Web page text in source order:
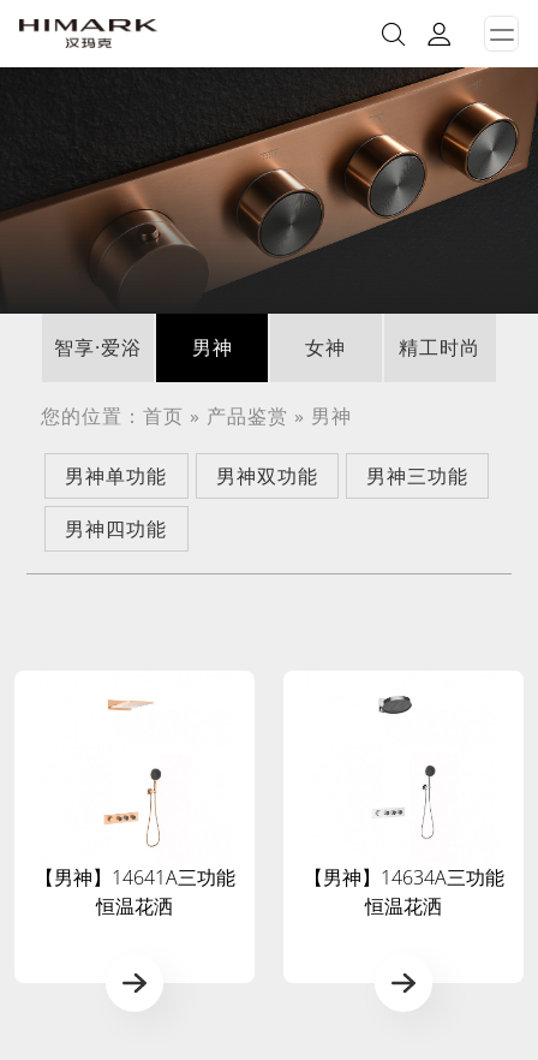
打
开
单
智享·爱浴 男神 女神 精工时尚
您的位置：首页 » 产品鉴赏 » 男神
男神单功能 男神双功能
男神三功能
男神四功能
【男神】14641A三功能
恒温花洒
【男神】14634A三功能
恒温花洒